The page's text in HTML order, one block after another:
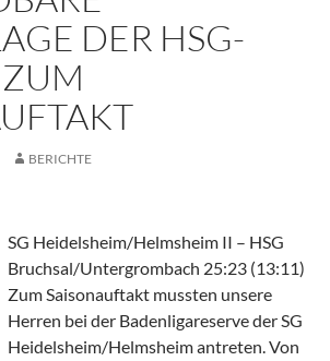
DER HSG-
BERICHTE
SG Heidelsheim/Helmsheim II – HSG
Bruchsal/Untergrombach 25:23 (13:11)
Zum Saisonauftakt mussten unsere
Herren bei der Badenligareserve der SG
Heidelsheim/Helmsheim antreten. Von